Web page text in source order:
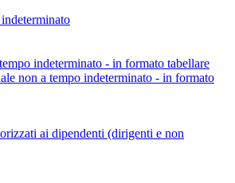
indeterminato - in formato tabellare
non a tempo indeterminato - in formato
ai dipendenti (dirigenti e non